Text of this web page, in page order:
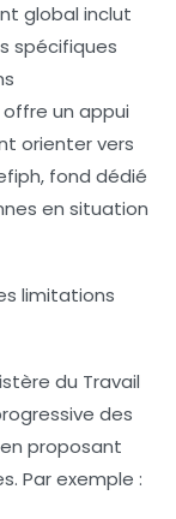
global inclut
spécifiques
offre un appui
orienter vers
fond dédié
en situation
limitations
du Travail
des
proposant
Par exemple :